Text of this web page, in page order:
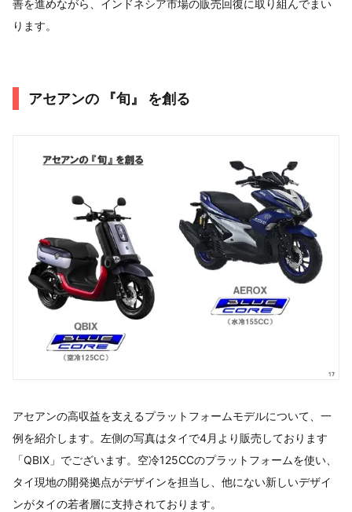
善を進めながら、インドネシア市場の販売回復に取り組んでまい
ります。
アセアンの 『旬』 を創る
アセアンの高収益を支えるプラットフォームモデルについて、一
例を紹介します。左側の写真はタイで4月より販売しております
「QBIX」でございます。空冷125CCのプラットフォームを使い、
タイ現地の開発拠点がデザインを担当し、他にない新しいデザイ
ンがタイの若者層に支持されております。